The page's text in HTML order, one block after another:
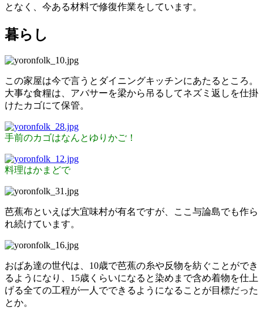
となく、今ある材料で修復作業をしています。
暮らし
この家屋は今で言うとダイニングキッチンにあたるところ。
大事な食糧は、アバサーを梁から吊るしてネズミ返しを仕掛
けたカゴにて保管。
手前のカゴはなんとゆりかご！
料理はかまどで
芭蕉布といえば大宜味村が有名ですが、ここ与論島でも作ら
れ続けています。
おばあ達の世代は、10歳で芭蕉の糸や反物を紡ぐことができ
るようになり、15歳くらいになると染めまで含め着物を仕上
げる全ての工程が一人でできるようになることが目標だった
とか。